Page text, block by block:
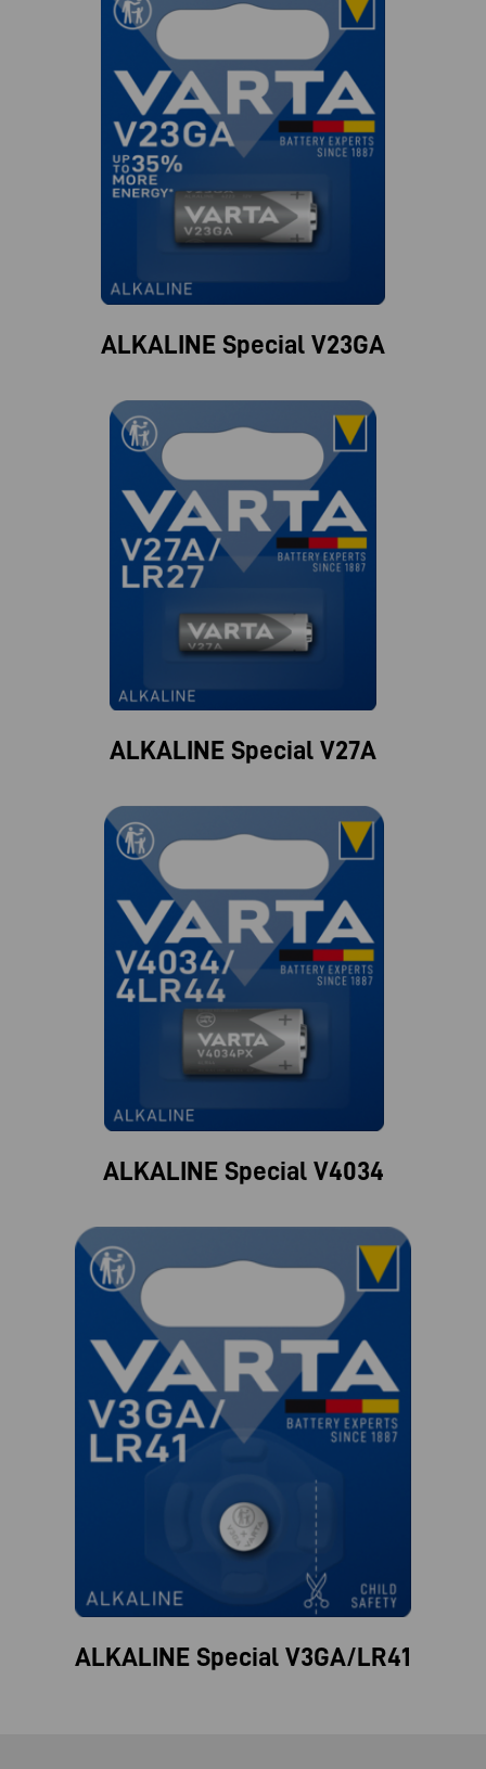
ALKALINE Special V23GA
ALKALINE Special V27A
ALKALINE Special V4034
ALKALINE Special V3GA/LR41